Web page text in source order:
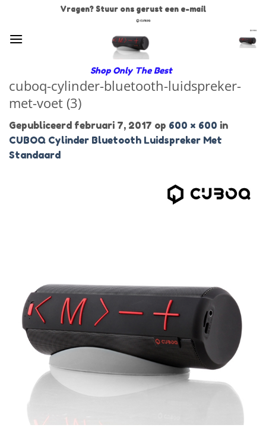
inhoud
Vragen? Stuur ons gerust een e-mail
Shop Only The Best
cuboq-cylinder-bluetooth-luidspreker-
met-voet (3)
Gepubliceerd februari 7, 2017 op 600 × 600 in
CUBOQ Cylinder Bluetooth Luidspreker Met
Standaard